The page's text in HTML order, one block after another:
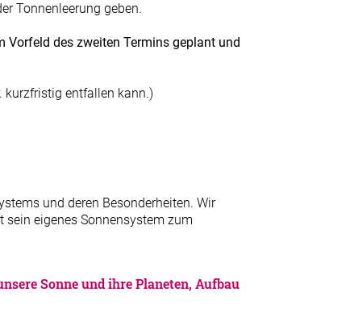
Tonnenleerung geben.
Vorfeld des zweiten Termins geplant und
kurzfristig entfallen kann.)
und deren Besonderheiten. Wir
sein eigenes Sonnensystem zum
Sonne und ihre Planeten, Aufbau